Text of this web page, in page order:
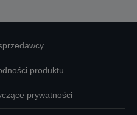
produktu
prywatności